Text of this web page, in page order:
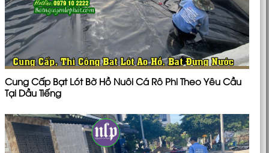
Cung Cấp Bạt Lót Bờ Hồ Nuôi Cá Rô Phi Theo Yêu Cầu
Tại Dầu Tiếng